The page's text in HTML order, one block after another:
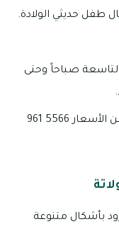
طفل حديثي الولادة.
صباحاً وحتى
رقم الهاتف للتواصل أو الاستفسار عن الأسعار 5566 961
بأشكال متنوعة